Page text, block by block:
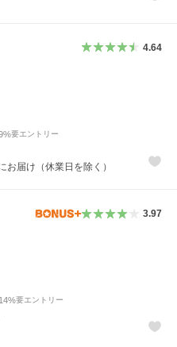
4.64
%要エントリー
お届け（休業日を除く）
3.97
14%要エントリー